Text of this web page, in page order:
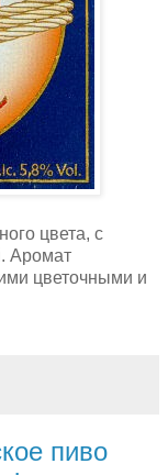
цвета, с
Аромат
цветочными и
пиво